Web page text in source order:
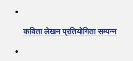
कविता लेखन प्रतियोगिता सम्पन्न